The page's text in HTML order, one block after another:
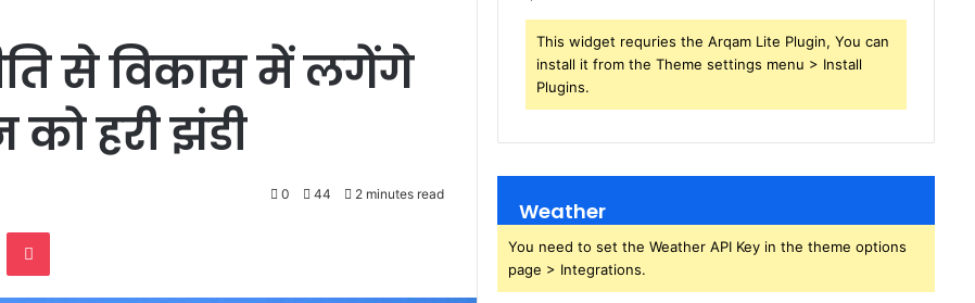
से विकास में लगेंगे
को हरी झंडी
0 44 2 minutes read
Pocket
This widget requries the Arqam Lite Plugin, You can
install it from the Theme settings menu > Install
Plugins.
Weather
You need to set the Weather API Key in the theme options
page > Integrations.